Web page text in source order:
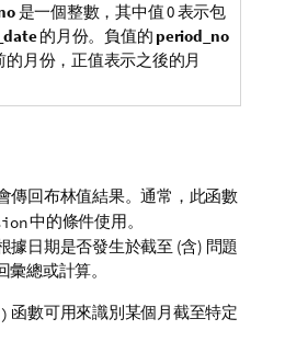
是一個整數，其中值 0 表示包
的月份。負值的 period_no
的月份，正值表示之後的月
傳回布林值結果。通常，此函數
中的條件使用。
據日期是否發生於截至 (含) 問題
總或計算。
函數可用來識別某個月截至特定